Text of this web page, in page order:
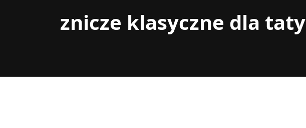
znicze klasyczne dla taty